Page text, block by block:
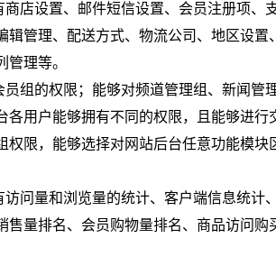
店设置、邮件短信设置、会员注册项、
辑管理、配送方式、物流公司、地区设
理等。
组的权限；能够对频道管理组、新闻管
各用户能够拥有不同的权限，且能够进行
限，能够选择对网站后台任意功能模块
问量和浏览量的统计、客户端信息统计
售量排名、会员购物量排名、商品访问